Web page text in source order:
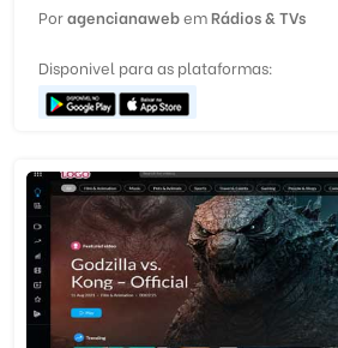
PoragencianawebemRádios & TVs
Disponivel para as plataformas: